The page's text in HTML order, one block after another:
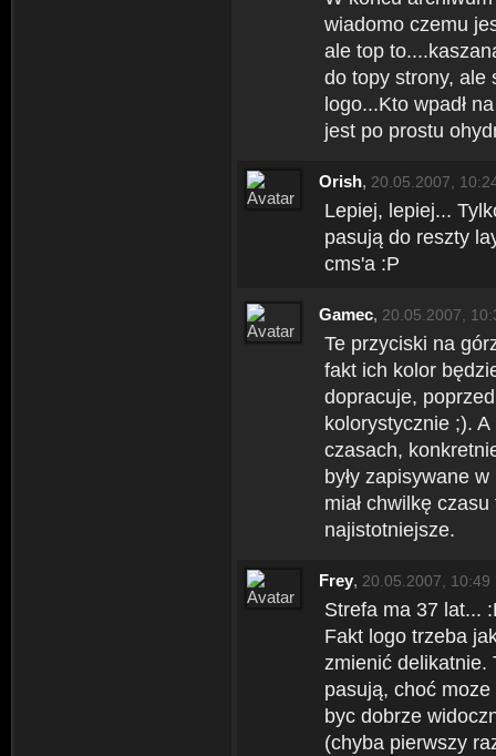
wiadomo czemu
ale top
do topy strony, ale
logo...Kto wpadł
jest po prostu
Orish, 20.05.2007,
Lepiej, lepiej...
pasują do reszty
cms'a :P
Gamec, 20.05.2007,
Te przyciski na
fakt ich kolor
dopracuje,
kolorystycznie ;).
czasach,
były zapisywane
miał chwilkę
najistotniejsze.
Frey, 20.05.2007, 10:49
Strefa ma 37 lat...
Fakt logo trzeba
zmienić delikatnie.
pasują, choć
byc dobrze
(chyba pierwszy